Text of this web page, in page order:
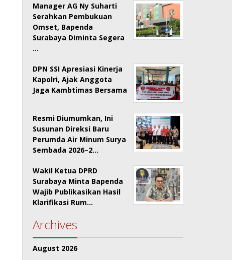
Manager AG Ny Suharti
Serahkan Pembukuan
Omset, Bapenda
Surabaya Diminta Segera
…
DPN SSI Apresiasi Kinerja
Kapolri, Ajak Anggota
Jaga Kambtimas Bersama
Resmi Diumumkan, Ini
Susunan Direksi Baru
Perumda Air Minum Surya
Sembada 2026–2…
Wakil Ketua DPRD
Surabaya Minta Bapenda
Wajib Publikasikan Hasil
Klarifikasi Rum…
Archives
August 2026